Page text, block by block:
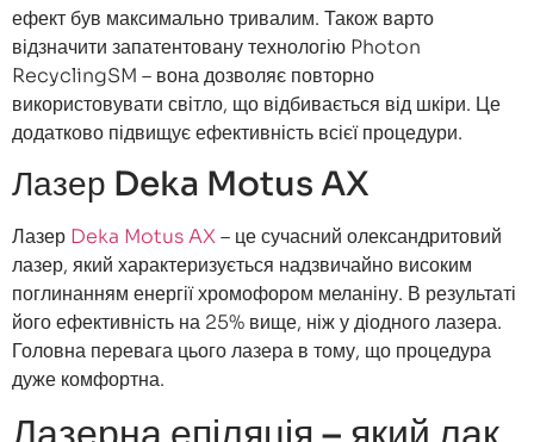
ефект був максимально тривалим. Також варто
відзначити запатентовану технологію Photon
RecyclingSM – вона дозволяє повторно
використовувати світло, що відбивається від шкіри. Це
додатково підвищує ефективність всієї процедури.
Лазер Deka Motus AX
Лазер Deka Motus AX– це сучасний олександритовий
лазер, який характеризується надзвичайно високим
поглинанням енергії хромофором меланіну. В результаті
його ефективність на 25% вище, ніж у діодного лазера.
Головна перевага цього лазера в тому, що процедура
дуже комфортна.